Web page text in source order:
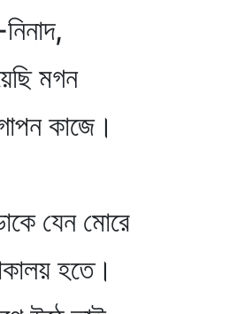
মগন
কাজে।
যেন মোরে
হতে।